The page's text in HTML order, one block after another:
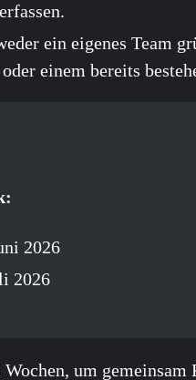
erfassen.
ein eigenes Team
einem bereits
2026
2026
um